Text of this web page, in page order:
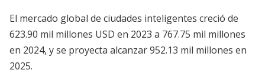
El mercado global de ciudades inteligentes creció de
623.90 mil millones USD en 2023 a 767.75 mil millones
en 2024, y se proyecta alcanzar 952.13 mil millones en
2025.